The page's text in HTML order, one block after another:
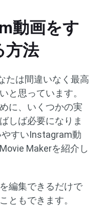
動画をす
方法
たは間違いなく最高
と思っています。
に、いくつかの実
しば必要になりま
すいInstagram動
Makerを紹介し
編集できるだけで
ともできます。